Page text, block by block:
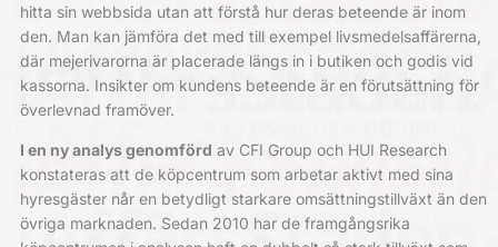
hitta sin webbsida utan att förstå hur deras beteende är inom
den. Man kan jämföra det med till exempel livsmedelsaffärerna,
där mejerivarorna är placerade längs in i butiken och godis vid
kassorna. Insikter om kundens beteende är en förutsättning för
överlevnad framöver.
I en ny analys genomförd av CFI Group och HUI Research
konstateras att de köpcentrum som arbetar aktivt med sina
hyresgäster når en betydligt starkare omsättningstillväxt än den
övriga marknaden. Sedan 2010 har de framgångsrika